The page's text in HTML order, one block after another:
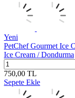
Yeni
PetChef Gourmet Ice
Ice Cream / Dondurma
750,00 TL
Sepete Ekle